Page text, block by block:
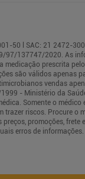
50 l SAC: 21 2472-
97/137747/2020. As
medicação prescrita
são válidos apenas
vendas
- Ministério da
Somente o
trazer riscos. Procure o
preços, promoções,
erros de informações.